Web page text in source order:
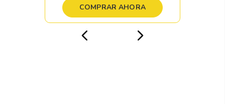
COMPRAR AHORA